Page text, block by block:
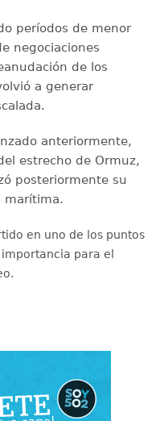
períodos de menor
negociaciones
de los
a generar
anteriormente,
estrecho de Ormuz,
posteriormente su
marítima.
en uno de los puntos
para el